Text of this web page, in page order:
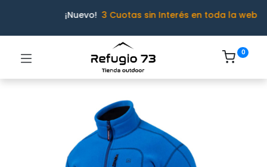
¡Nuevo! 3 Cuotas sin Interés en toda la web
0